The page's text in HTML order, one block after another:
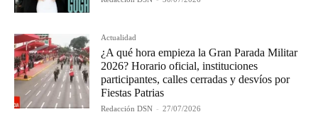
Actualidad
¿A qué hora empieza la Gran Parada Militar
2026? Horario oficial, instituciones
participantes, calles cerradas y desvíos por
Fiestas Patrias
Redacción DSN - 27/07/2026